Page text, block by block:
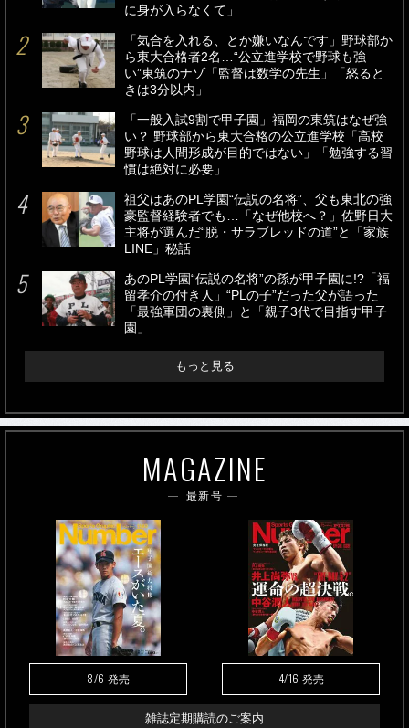
に身が入らなくて」
「気合を入れる、とか嫌いなんです」野球部か
ら東大合格者2名…“公立進学校で野球も強
い”東筑のナゾ「監督は数学の先生」「怒ると
きは3分以内」
「一般入試9割で甲子園」福岡の東筑はなぜ強
い？ 野球部から東大合格の公立進学校「高校
野球は人間形成が目的ではない」「勉強する習
慣は絶対に必要」
祖父はあのPL学園“伝説の名将”、父も東北の強
豪監督経験者でも…「なぜ他校へ？」佐野日大
主将が選んだ“脱・サラブレッドの道”と「家族
LINE」秘話
あのPL学園“伝説の名将”の孫が甲子園に!?「福
留孝介の付き人」“PLの子”だった父が語った
「最強軍団の裏側」と「親子3代で目指す甲子
園」
もっと見る
MAGAZINE
最新号
8/6 発売 4/16 発売
雑誌定期購読のご案内